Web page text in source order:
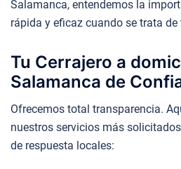
Salamanca, entendemos la
rápida y eficaz cuando se trata de
Tu Cerrajero a
Salamanca de
Ofrecemos total transparencia.
nuestros servicios más
de respuesta locales: